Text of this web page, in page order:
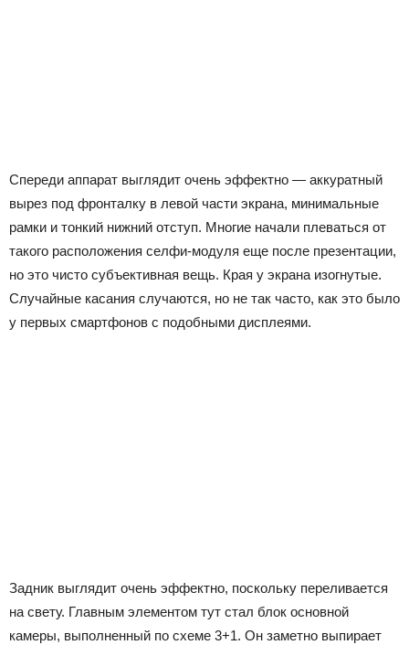
Спереди аппарат выглядит очень эффектно — аккуратный
вырез под фронталку в левой части экрана, минимальные
рамки и тонкий нижний отступ. Многие начали плеваться от
такого расположения селфи-модуля еще после презентации,
но это чисто субъективная вещь. Края у экрана изогнутые.
Случайные касания случаются, но не так часто, как это было
у первых смартфонов с подобными дисплеями.
Задник выглядит очень эффектно, поскольку переливается
на свету. Главным элементом тут стал блок основной
камеры, выполненный по схеме 3+1. Он заметно выпирает